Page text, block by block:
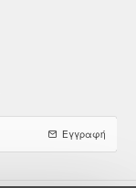
Εγγραφή